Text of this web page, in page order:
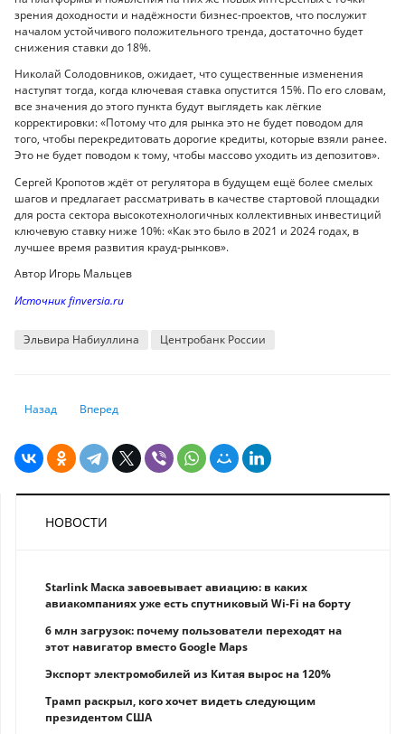
зрения доходности и надёжности бизнес-проектов, что послужит
началом устойчивого положительного тренда, достаточно будет
снижения ставки до 18%.
Николай Солодовников, ожидает, что существенные изменения
наступят тогда, когда ключевая ставка опустится 15%. По его словам,
все значения до этого пункта будут выглядеть как лёгкие
корректировки: «Потому что для рынка это не будет поводом для
того, чтобы перекредитовать дорогие кредиты, которые взяли ранее.
Это не будет поводом к тому, чтобы массово уходить из депозитов».
Сергей Кропотов ждёт от регулятора в будущем ещё более смелых
шагов и предлагает рассматривать в качестве стартовой площадки
для роста сектора высокотехнологичных коллективных инвестиций
ключевую ставку ниже 10%: «Как это было в 2021 и 2024 годах, в
лучшее время развития крауд-рынков».
Автор Игорь Мальцев
Источник finversia.ru
Эльвира Набиуллина Центробанк России
Предыдущий: Азат Перуашев требует пересмотра суммы для
Назад Следующий: Антифрод-центр НБК предотвращает ущерб
Вперед
НОВОСТИ
Starlink Маска завоевывает авиацию: в каких
авиакомпаниях уже есть спутниковый Wi-Fi на борту
6 млн загрузок: почему пользователи переходят на
этот навигатор вместо Google Maps
Экспорт электромобилей из Китая вырос на 120%
Трамп раскрыл, кого хочет видеть следующим
президентом США